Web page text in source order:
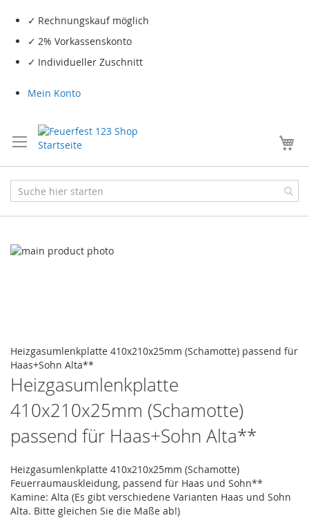
Rechnungskauf möglich
2% Vorkassenskonto
Individueller Zuschnitt
Mein Konto
Heizgasumlenkplatte 410x210x25mm (Schamotte) passend für
Haas+Sohn Alta**
Heizgasumlenkplatte
410x210x25mm (Schamotte)
passend für Haas+Sohn Alta**
Heizgasumlenkplatte 410x210x25mm (Schamotte)
Feuerraumauskleidung, passend für Haas und Sohn**
Kamine: Alta (Es gibt verschiedene Varianten Haas und Sohn
Alta. Bitte gleichen Sie die Maße ab!)
Skip
gallery
to
the
beginning
of
the
images
gallery